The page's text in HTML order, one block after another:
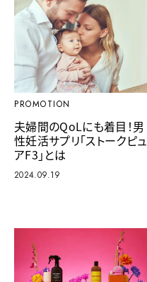
PROMOTION
夫婦間のQoLにも着目！男
性妊活サプリ「ストークピュ
アF3」とは
2024.09.19